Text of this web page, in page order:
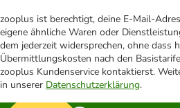
zooplus ist berechtigt, deine E-Mail-
eigene ähnliche Waren oder
dem jederzeit widersprechen, ohne dass
Übermittlungskosten nach den
zooplus Kundenservice kontaktierst.
in unserer Datenschutzerklärung.